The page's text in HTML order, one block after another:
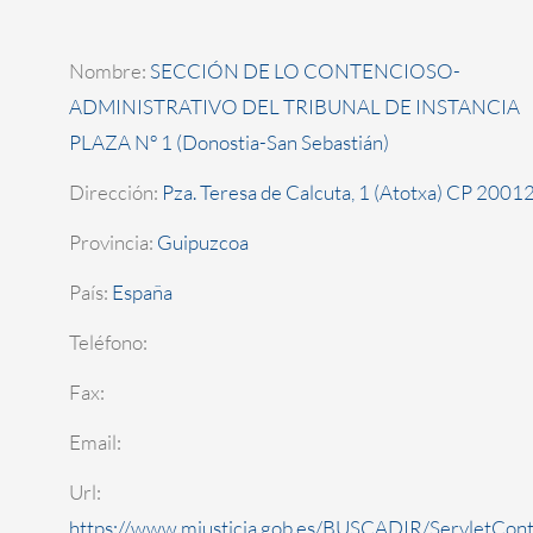
Nombre: SECCIÓN DE LO CONTENCIOSO-
ADMINISTRATIVO DEL TRIBUNAL DE INSTANCIA
PLAZA Nº 1 (Donostia-San Sebastián)
Dirección: Pza. Teresa de Calcuta, 1 (Atotxa) CP 20012
Provincia: Guipuzcoa
País: España
Teléfono:
Fax:
Email:
Url:
https://www.mjusticia.gob.es/BUSCADIR/